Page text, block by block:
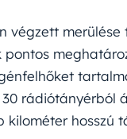
végzett
rádiótányérból
hosszú